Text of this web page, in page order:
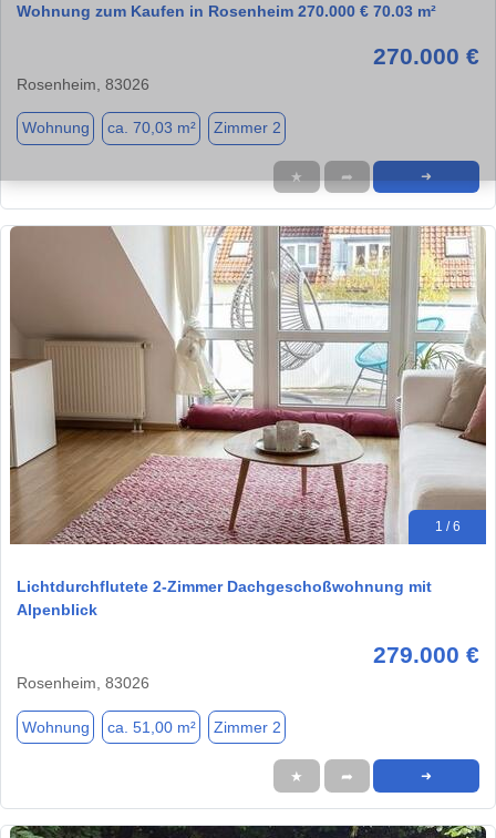
Wohnung zum Kaufen in Rosenheim 270.000 € 70.03 m²
270.000 €
Rosenheim, 83026
Wohnung ca. 70,03 m² Zimmer 2
★ ➦ ➜
1 / 6
Lichtdurchflutete 2-Zimmer Dachgeschoßwohnung mit
Alpenblick
279.000 €
Rosenheim, 83026
Wohnung ca. 51,00 m² Zimmer 2
★ ➦ ➜